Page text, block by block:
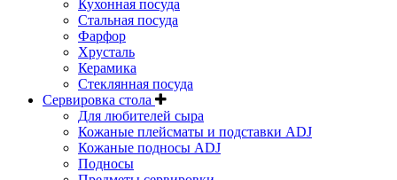
Кухонная посуда
Стальная посуда
Фарфор
Хрусталь
Керамика
Стеклянная посуда
Сервировка стола
Для любителей сыра
Кожаные плейсматы и подставки ADJ
Кожаные подносы ADJ
Подносы